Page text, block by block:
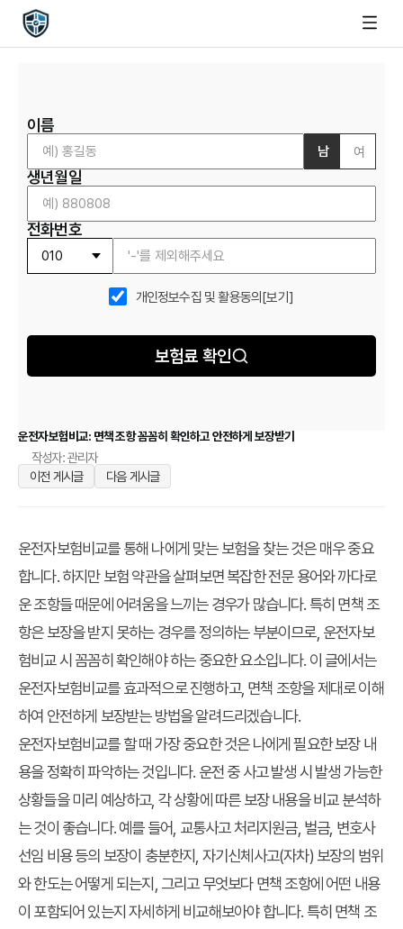
이름
남 여
생년월일
전화번호
개인정보수집 및 활용동의 [보기]
보험료 확인
운전자보험비교: 면책 조항 꼼꼼히 확인하고 안전하게 보장받기
작성자: 관리자
이전 게시글
다음 게시글
운전자보험비교를 통해 나에게 맞는 보험을 찾는 것은 매우 중요
합니다. 하지만 보험 약관을 살펴보면 복잡한 전문 용어와 까다로
운 조항들 때문에 어려움을 느끼는 경우가 많습니다. 특히 면책 조
항은 보장을 받지 못하는 경우를 정의하는 부분이므로, 운전자보
험비교 시 꼼꼼히 확인해야 하는 중요한 요소입니다. 이 글에서는
운전자보험비교를 효과적으로 진행하고, 면책 조항을 제대로 이해
하여 안전하게 보장받는 방법을 알려드리겠습니다.
운전자보험비교를 할 때 가장 중요한 것은 나에게 필요한 보장 내
용을 정확히 파악하는 것입니다. 운전 중 사고 발생 시 발생 가능한
상황들을 미리 예상하고, 각 상황에 따른 보장 내용을 비교 분석하
는 것이 좋습니다. 예를 들어, 교통사고 처리지원금, 벌금, 변호사
선임 비용 등의 보장이 충분한지, 자기신체사고(자차) 보장의 범위
와 한도는 어떻게 되는지, 그리고 무엇보다 면책 조항에 어떤 내용
이 포함되어 있는지 자세하게 비교해보아야 합니다. 특히 면책 조